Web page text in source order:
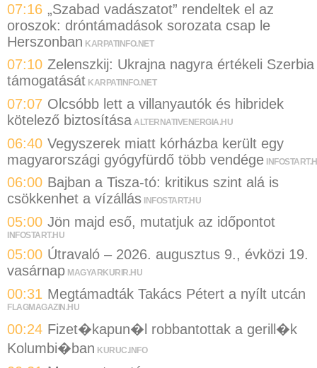
07:16 „Szabad vadászatot” rendeltek el az
oroszok: dróntámadások sorozata csap le
Herszonban KARPATINFO.NET
07:10 Zelenszkij: Ukrajna nagyra értékeli Szerbia
támogatását KARPATINFO.NET
07:07 Olcsóbb lett a villanyautók és hibridek
kötelező biztosítása ALTERNATIVENERGIA.HU
06:40 Vegyszerek miatt kórházba került egy
magyarországi gyógyfürdő több vendége
06:00 Bajban a Tisza-tó: kritikus szint alá is
csökkenhet a vízállás INFOSTART.HU
05:00 Jön majd eső, mutatjuk az időpontot
INFOSTART.HU
05:00 Útravaló – 2026. augusztus 9., évközi 19.
vasárnap MAGYARKURIR.HU
00:31 Megtámadták Takács Pétert a nyílt utcán
FLAGMAGAZIN.HU
00:24 Fizet�kapun�l robbantottak a gerill�k
Kolumbi�ban KURUC.INFO